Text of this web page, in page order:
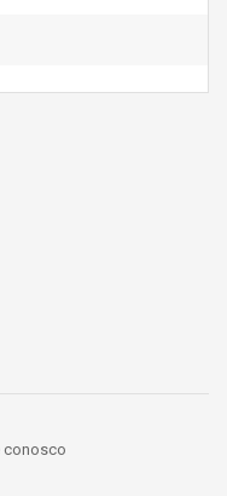
conosco